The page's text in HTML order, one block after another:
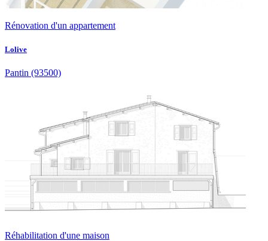
Rénovation d'un appartement
Lolive
Pantin (93500)
Réhabilitation d'une maison